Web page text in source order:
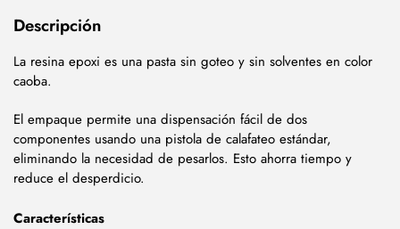
Descripción
La resina epoxi es una pasta sin goteo y sin solventes en color
caoba.
El empaque permite una dispensación fácil de dos
componentes usando una pistola de calafateo estándar,
eliminando la necesidad de pesarlos. Esto ahorra tiempo y
reduce el desperdicio.
Características